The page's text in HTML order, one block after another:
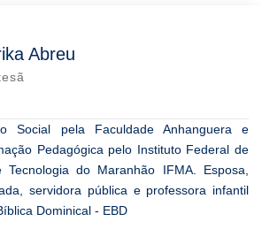
Abreu
Social pela Faculdade Anhanguera e
Pedagógica pelo Instituto Federal de
Tecnologia do Maranhão IFMA. Esposa,
servidora pública e professora infantil
Dominical - EBD